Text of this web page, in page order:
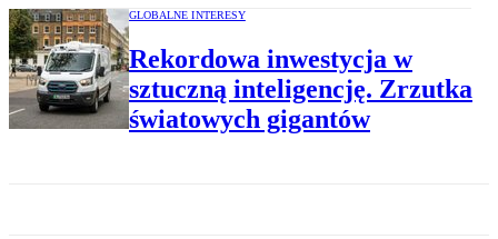
GLOBALNE INTERESY
Rekordowa inwestycja w
sztuczną inteligencję. Zrzutka
światowych gigantów